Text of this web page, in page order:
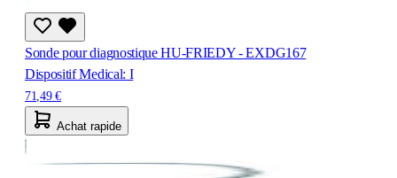
Sonde pour diagnostique HU-FRIEDY - EXDG167
Dispositif Medical: I
71,49 €
Achat rapide